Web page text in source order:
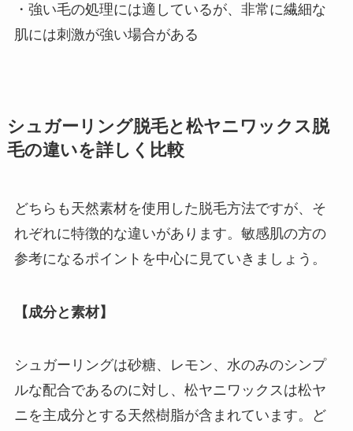
・強い毛の処理には適しているが、非常に繊細な
肌には刺激が強い場合がある
シュガーリング脱毛と松ヤニワックス脱
毛の違いを詳しく比較
どちらも天然素材を使用した脱毛方法ですが、そ
れぞれに特徴的な違いがあります。敏感肌の方の
参考になるポイントを中心に見ていきましょう。
【成分と素材】
シュガーリングは砂糖、レモン、水のみのシンプ
ルな配合であるのに対し、松ヤニワックスは松ヤ
ニを主成分とする天然樹脂が含まれています。ど